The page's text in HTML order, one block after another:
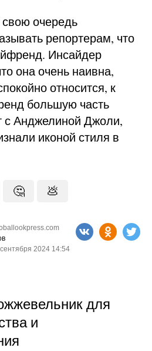
очередь
репортерам, что
Инсайдер
она очень наивна,
относится, к
большую часть
с Анджелиной Джоли,
иконой стиля в
🤔 💩
2024 14:54
для
и